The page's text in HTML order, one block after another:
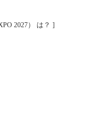
2027） は？ ]